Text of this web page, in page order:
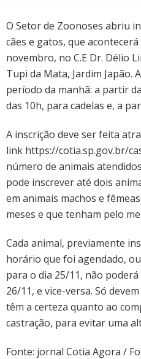
O Setor de Zoonoses abriu
cães e gatos, que
novembro, no C.E Dr. Délio
Tupi da Mata, Jardim Japão.
período da manhã: a partir
das 10h, para cadelas e, a
A inscrição deve ser feita
link https://cotia.sp.gov.br/
número de animais
pode inscrever até dois
em animais machos e
meses e que tenham pelo
Cada animal, previamente
horário que foi agendado,
para o dia 25/11, não
26/11, e vice-versa. Só
têm a certeza quanto ao
castração, para evitar uma
Fonte: jornal Cotia Agora /